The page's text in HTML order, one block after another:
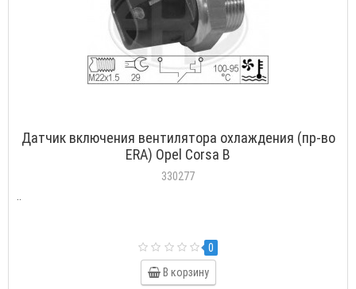
Датчик включения вентилятора охлаждения (пр-во
ERA) Opel Corsa B
330277
..
0
В корзину